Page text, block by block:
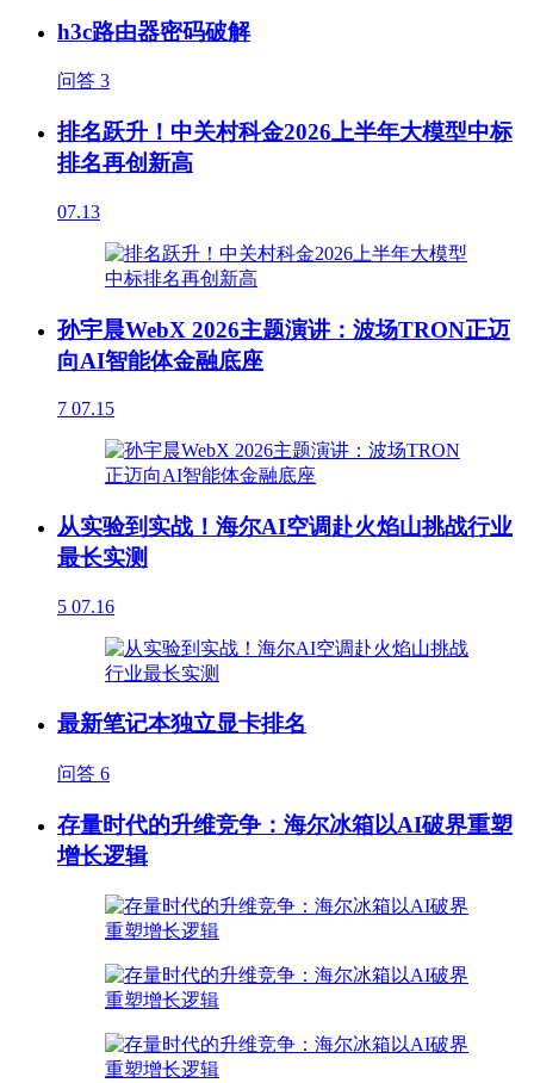
h3c路由器密码破解
问答 3
排名跃升！中关村科金2026上半年大模型中标
排名再创新高
07.13
孙宇晨WebX 2026主题演讲：波场TRON正迈
向AI智能体金融底座
7 07.15
从实验到实战！海尔AI空调赴火焰山挑战行业
最长实测
5 07.16
最新笔记本独立显卡排名
问答 6
存量时代的升维竞争：海尔冰箱以AI破界重塑
增长逻辑